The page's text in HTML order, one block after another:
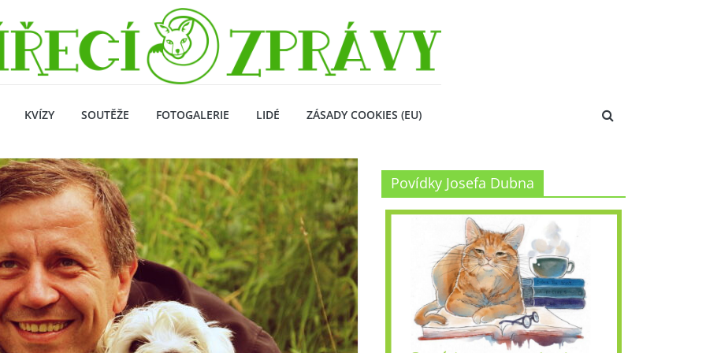
KVÍZY SOUTĚŽE FOTOGALERIE LIDÉ ZÁSADY COOKIES (EU)
Povídky Josefa Dubna